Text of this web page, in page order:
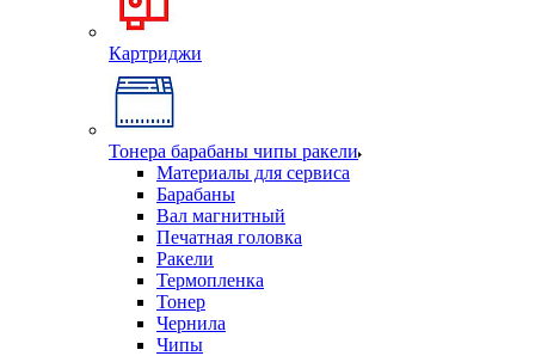
Картриджи
Тонера барабаны чипы ракели
Материалы для сервиса
Барабаны
Вал магнитный
Печатная головка
Ракели
Термопленка
Тонер
Чернила
Чипы